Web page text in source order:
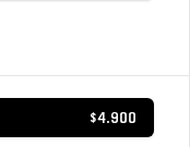
$4.900